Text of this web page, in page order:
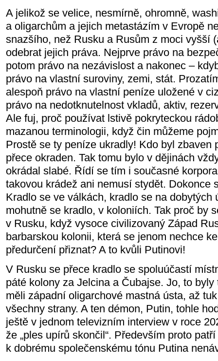
A jelikož se velice, nesmírně, ohromně,
a oligarchům a jejich metastázím v Evropě
snazšího, než Rusku a Rusům z moci vyšší
odebrat jejich práva. Nejprve právo na
potom právo na nezávislost a nakonec –
právo na vlastní suroviny, zemi, stát.
alespoň právo na vlastní peníze uložené v
právo na nedotknutelnost vkladů, aktiv,
Ale fuj, proč používat lstivě pokryteckou
mazanou terminologii, když čin můžeme
Prostě se ty peníze ukradly! Kdo byl zbaven
přece okraden. Tak tomu bylo v dějinách
okrádal slabé. Řídí se tím i současné
takovou krádež ani nemusí stydět. Dokonce
Kradlo se ve válkách, kradlo se na dobytých
mohutně se kradlo, v koloniích. Tak proč by
v Rusku, když vysoce civilizovaný Západ
barbarskou kolonii, která se jenom nechce
předurčení přiznat? A to kvůli Putinovi!
V Rusku se přece kradlo se spoluúčastí
páté kolony za Jelcina a Čubajse. Jo, to
měli západní oligarchové mastná ústa, až
všechny strany. A ten démon, Putin, tohle
ještě v jednom televizním interview v roce
že „ples upírů skončil“. Především proto
k dobrému společenskému tónu Putina